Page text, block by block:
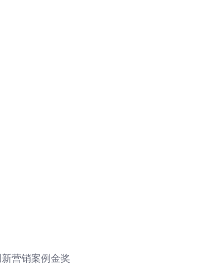
新营销案例金奖